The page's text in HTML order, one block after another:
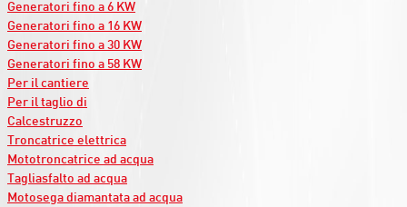
Generatori fino a 6 KW
Generatori fino a 16 KW
Generatori fino a 30 KW
Generatori fino a 58 KW
Per il cantiere
Per il taglio di
Calcestruzzo
Troncatrice elettrica
Mototroncatrice ad acqua
Tagliasfalto ad acqua
Motosega diamantata ad acqua